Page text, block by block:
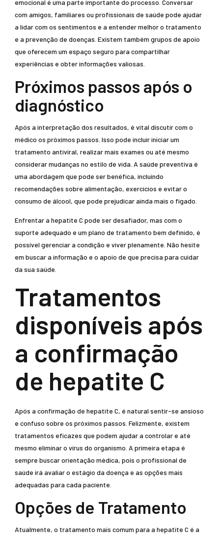
emocional é uma parte importante do processo. Conversar
com amigos, familiares ou profissionais de saúde pode ajudar
a lidar com os sentimentos e a entender melhor o tratamento
e a prevenção de doenças. Existem também grupos de apoio
que oferecem um espaço seguro para compartilhar
experiências e obter informações valiosas.
Próximos passos após o
diagnóstico
Após a interpretação dos resultados, é vital discutir com o
médico os próximos passos. Isso pode incluir iniciar um
tratamento antiviral, realizar mais exames ou até mesmo
considerar mudanças no estilo de vida. A saúde preventiva é
uma abordagem que pode ser benéfica, incluindo
recomendações sobre alimentação, exercícios e evitar o
consumo de álcool, que pode prejudicar ainda mais o fígado.
Enfrentar a hepatite C pode ser desafiador, mas com o
suporte adequado e um plano de tratamento bem definido, é
possível gerenciar a condição e viver plenamente. Não hesite
em buscar a informação e o apoio de que precisa para cuidar
da sua saúde.
Tratamentos
disponíveis após
a confirmação
de hepatite C
Após a confirmação de hepatite C, é natural sentir-se ansioso
e confuso sobre os próximos passos. Felizmente, existem
tratamentos eficazes que podem ajudar a controlar e até
mesmo eliminar o vírus do organismo. A primeira etapa é
sempre buscar orientação médica, pois o profissional de
saúde irá avaliar o estágio da doença e as opções mais
adequadas para cada paciente.
Opções de Tratamento
Atualmente, o tratamento mais comum para a hepatite C é a